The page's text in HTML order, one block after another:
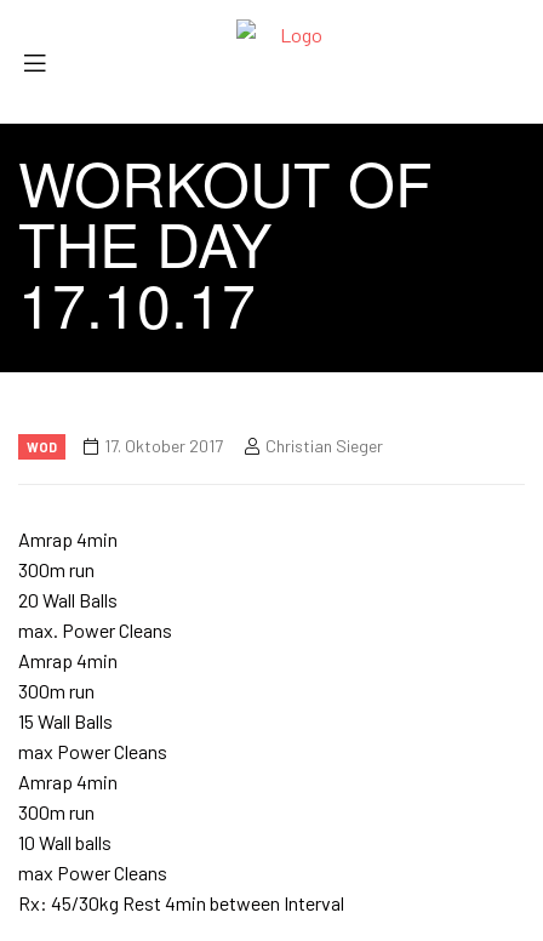
WORKOUT OF
THE DAY
17.10.17
WOD 17. Oktober 2017 Christian Sieger
Amrap 4min
300m run
20 Wall Balls
max. Power Cleans
Amrap 4min
300m run
15 Wall Balls
max Power Cleans
Amrap 4min
300m run
10 Wall balls
max Power Cleans
Rx: 45/30kg Rest 4min between Interval